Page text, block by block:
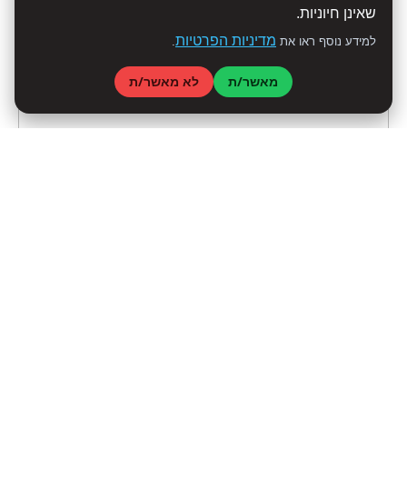
שאינן חיוניות.
למידע נוסף ראו את מדיניות הפרטיות.
מאשר/ת לא מאשר/ת